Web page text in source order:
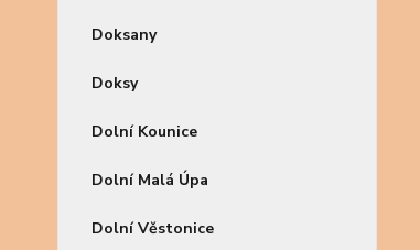
Doksany
Doksy
Dolní Kounice
Dolní Malá Úpa
Dolní Věstonice